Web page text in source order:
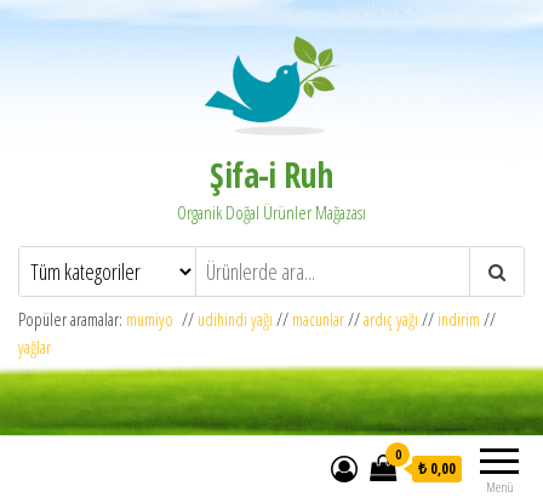
Şifa-i Ruh
Organik Doğal Ürünler Mağazası
Popüler aramalar: mumiyo // udihindi yağı // macunlar//ardıç yağı // indirim //
yağlar
Menü
0
₺ 0,00